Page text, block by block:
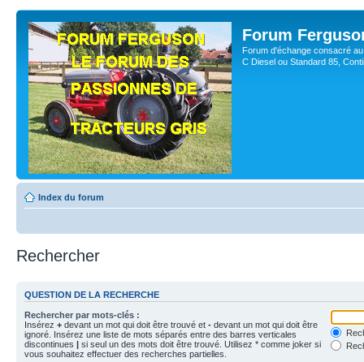
Forum
Forum d'échange consacré
C Diesel ou Standard 85,
Index du forum
Rechercher
QUESTION DE LA RECHERCHE
Rechercher par mots-clés :
Insérez + devant un mot qui doit être trouvé et - devant un mot qui doit être
ignoré. Insérez une liste de mots séparés entre des barres verticales
discontinues | si seul un des mots doit être trouvé. Utilisez * comme joker si
vous souhaitez effectuer des recherches partielles.